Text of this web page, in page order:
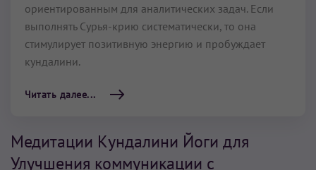
ориентированным для аналитических задач. Если
выполнять Сурья-крию систематически, то она
стимулирует позитивную энергию и пробуждает
кундалини.
Читать далее...
Медитации Кундалини Йоги для
Улучшения коммуникации с